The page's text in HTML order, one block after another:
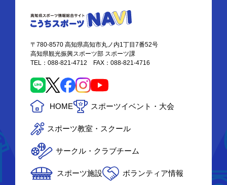
〒780-8570 高知県高知市丸ノ内1丁目7番52号
高知県観光振興スポーツ部 スポーツ課
TEL：088-821-4712 FAX：088-821-4716
HOME スポーツイベント・大会
スポーツ教室・スクール
サークル・クラブチーム
スポーツ施設
ボランティア情報